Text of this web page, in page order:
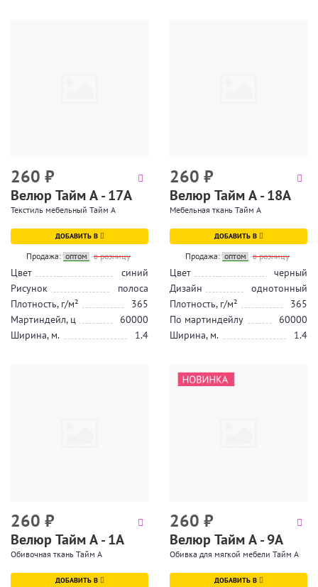
260 ₽
Велюр Тайм А - 17А
Текстиль мебельный Тайм А
ДОБАВИТЬ В
Продажа: оптом в розницу
Цвет
синий
Рисунок
полоса
Плотность, г/м²
365
Мартиндейл, ц
60000
Ширина, м.
1.4
260 ₽
Велюр Тайм А - 18А
Мебельная ткань Тайм А
ДОБАВИТЬ В
Продажа: оптом в розницу
Цвет
черный
Дизайн
однотонный
Плотность, г/м²
365
По мартиндейлу
60000
Ширина, м.
1.4
260 ₽
Велюр Тайм А - 1А
Обивочная ткань Тайм А
ДОБАВИТЬ В
260 ₽
Велюр Тайм А - 9А
Обивка для мягкой мебели Тайм А
ДОБАВИТЬ В